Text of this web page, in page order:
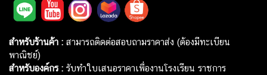
สำหรับร้านค้า : สามารถติดต่อสอบถามราคาส่ง (ต้องมีทะเบียน
พาณิชย์)
สำหรับองค์กร : รับทำใบเสนอราคาเพื่องานโรงเรียน ราชการ